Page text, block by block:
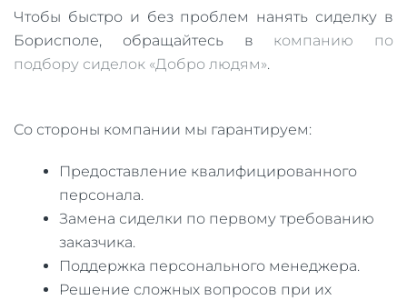
Чтобы быстро и без проблем нанять сиделку в
Борисполе, обращайтесь в компанию по
подбору сиделок «Добро людям».
Со стороны компании мы гарантируем:
Предоставление квалифицированного
персонала.
Замена сиделки по первому требованию
заказчика.
Поддержка персонального менеджера.
Решение сложных вопросов при их